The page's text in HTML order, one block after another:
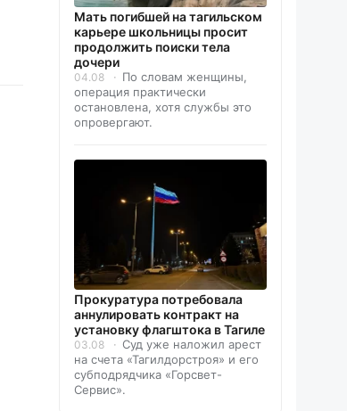
Мать погибшей на тагильском
карьере школьницы просит
продолжить поиски тела
дочери
04.08
По словам женщины,
операция практически
остановлена, хотя службы это
опровергают.
Прокуратура потребовала
аннулировать контракт на
установку флагштока в Тагиле
03.08
Суд уже наложил арест
на счета «Тагилдорстроя» и его
субподрядчика «Горсвет-
Сервис».